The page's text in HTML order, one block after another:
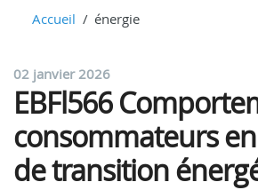
Accueil énergie
02 janvier 2026
EBFl566
consommateurs
de transition